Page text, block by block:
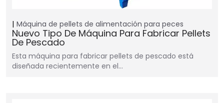
Máquina de pellets de alimentación para peces
Nuevo Tipo De Máquina Para Fabricar Pellets
De Pescado
Esta máquina para fabricar pellets de pescado está
diseñada recientemente en el…